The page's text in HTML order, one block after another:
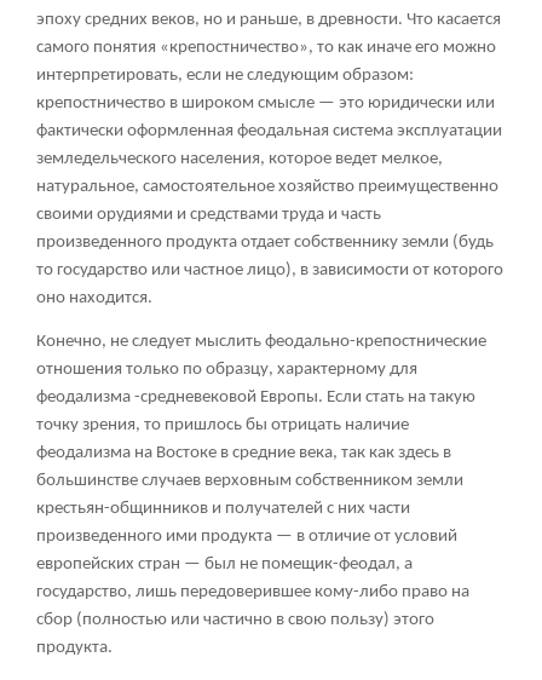
эпоху средних веков, но и раньше, в древности. Что касается
самого понятия «крепостничество», то как иначе его можно
интерпретировать, если не следующим образом:
крепостничество в широком смысле — это юридически или
фактически оформленная феодальная система эксплуатации
земледельческого населения, которое ведет мелкое,
натуральное, самостоятельное хозяйство преимущественно
своими орудиями и средствами труда и часть
произведенного продукта отдает собственнику земли (будь
то государство или частное лицо), в зависимости от которого
оно находится.
Конечно, не следует мыслить феодально-крепостнические
отношения только по образцу, характерному для
феодализма -средневековой Европы. Если стать на такую
точку зрения, то пришлось бы отрицать наличие
феодализма на Востоке в средние века, так как здесь в
большинстве случаев верховным собственником земли
крестьян-общинников и получателей с них части
произведенного ими продукта — в отличие от условий
европейских стран — был не помещик-феодал, а
государство, лишь передоверившее кому-либо право на
сбор (полностью или частично в свою пользу) этого
продукта.